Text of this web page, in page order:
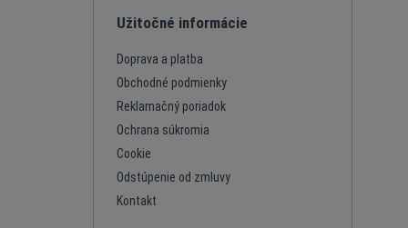
Užitočné informácie
Doprava a platba
Obchodné podmienky
Reklamačný poriadok
Ochrana súkromia
Cookie
Odstúpenie od zmluvy
Kontakt